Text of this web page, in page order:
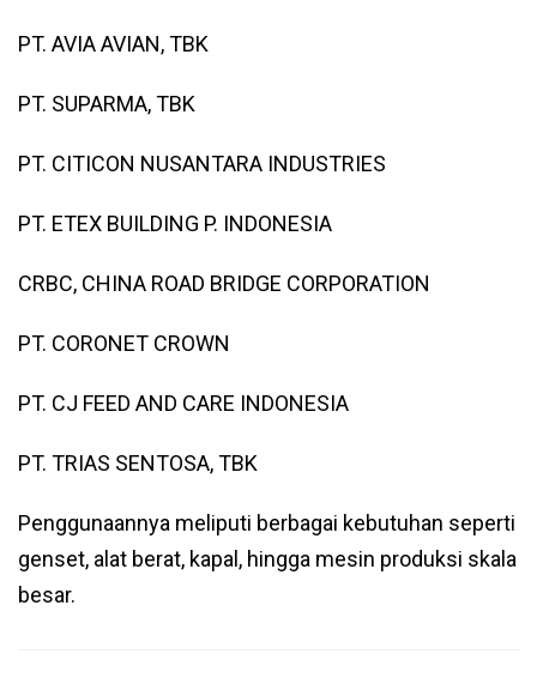
PT. AVIA AVIAN, TBK
PT. SUPARMA, TBK
PT. CITICON NUSANTARA INDUSTRIES
PT. ETEX BUILDING P. INDONESIA
CRBC, CHINA ROAD BRIDGE CORPORATION
PT. CORONET CROWN
PT. CJ FEED AND CARE INDONESIA
PT. TRIAS SENTOSA, TBK
Penggunaannya meliputi berbagai kebutuhan seperti
genset, alat berat, kapal, hingga mesin produksi skala
besar.